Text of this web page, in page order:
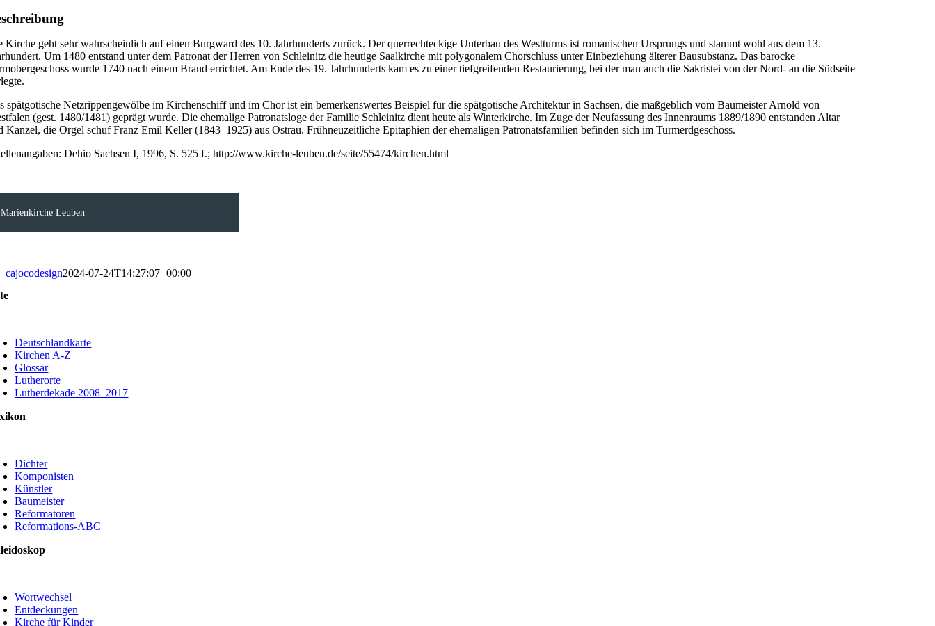
Kirche geht sehr wahrscheinlich auf einen Burgward des 10. Jahrhunderts zurück. Der querrechteckige Unterbau des Westturms ist romanischen Ursprungs und stammt wohl aus dem 13.
Um 1480 entstand unter dem Patronat der Herren von Schleinitz die heutige Saalkirche mit polygonalem Chorschluss unter Einbeziehung älterer Bausubstanz. Das barocke
wurde 1740 nach einem Brand errichtet. Am Ende des 19. Jahrhunderts kam es zu einer tiefgreifenden Restaurierung, bei der man auch die Sakristei von der Nord- an die Südseite
spätgotische Netzrippengewölbe im Kirchenschiff und im Chor ist ein bemerkenswertes Beispiel für die spätgotische Architektur in Sachsen, die maßgeblich vom Baumeister Arnold von
(gest. 1480/1481) geprägt wurde. Die ehemalige Patronatsloge der Familie Schleinitz dient heute als Winterkirche. Im Zuge der Neufassung des Innenraums 1889/1890 entstanden Altar
Kanzel, die Orgel schuf Franz Emil Keller (1843–1925) aus Ostrau. Frühneuzeitliche Epitaphien der ehemaligen Patronatsfamilien befinden sich im Turmerdgeschoss.
Dehio Sachsen I, 1996, S. 525 f.; http://www.kirche-leuben.de/seite/55474/kirchen.html
Marienkirche Leuben
cajocodesign2024-07-24T14:27:07+00:00
Deutschlandkarte
Kirchen A-Z
Glossar
Lutherorte
Lutherdekade 2008–2017
Dichter
Komponisten
Künstler
Baumeister
Reformatoren
Reformations-ABC
Wortwechsel
Entdeckungen
Kirche für Kinder